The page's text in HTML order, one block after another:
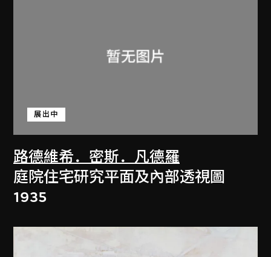
路德維希．密斯．凡德羅
展出中
庭院住宅研究平面及內部透視圖
1935